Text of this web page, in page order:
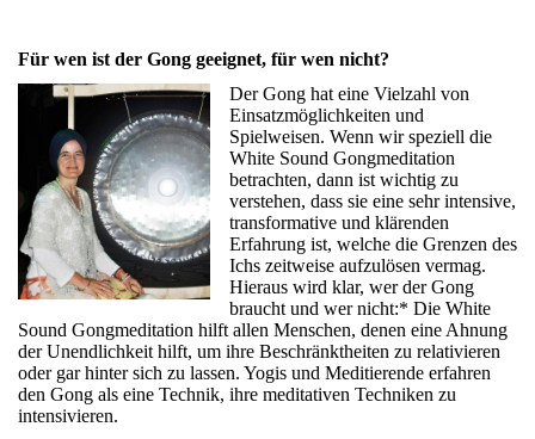
Für wen ist der Gong geeignet, für wen nicht?
Der Gong hat eine Vielzahl von
Einsatzmöglichkeiten und
Spielweisen. Wenn wir speziell die
White Sound Gongmeditation
betrachten, dann ist wichtig zu
verstehen, dass sie eine sehr intensive,
transformative und klärenden
Erfahrung ist, welche die Grenzen des
Ichs zeitweise aufzulösen vermag.
Hieraus wird klar, wer der Gong
braucht und wer nicht:* Die White
Sound Gongmeditation hilft allen Menschen, denen eine Ahnung
der Unendlichkeit hilft, um ihre Beschränktheiten zu relativieren
oder gar hinter sich zu lassen. Yogis und Meditierende erfahren
den Gong als eine Technik, ihre meditativen Techniken zu
intensivieren.